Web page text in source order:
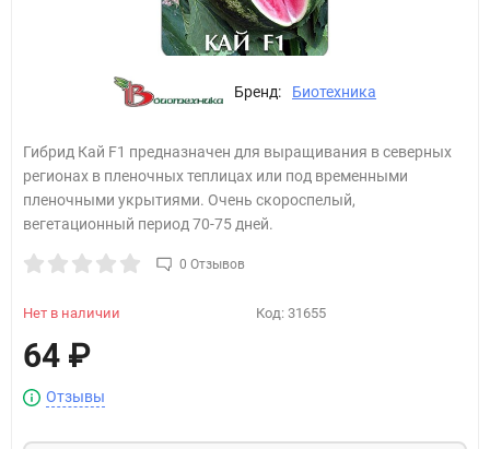
Бренд: Биотехника
Гибрид Кай F1 предназначен для выращивания в северных
регионах в пленочных теплицах или под временными
пленочными укрытиями. Очень скороспелый,
вегетационный период 70-75 дней.
0 Отзывов
Нет в наличии Код: 31655
64 ₽
Отзывы